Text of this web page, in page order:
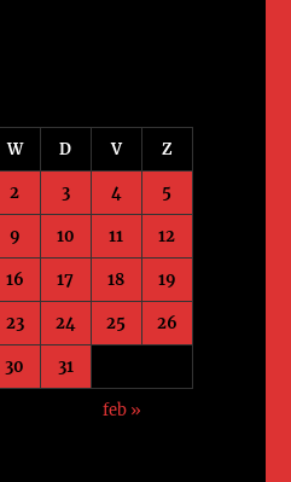
W D V Z
2 3 4 5
9 10 11 12
16 17 18 19
23 24 25 26
30 31
feb »